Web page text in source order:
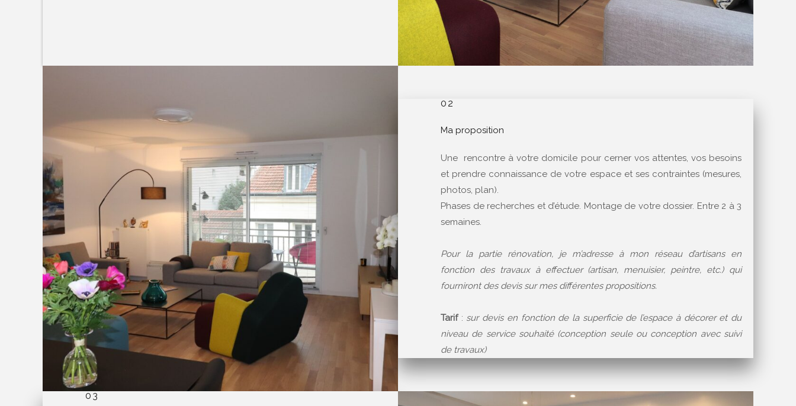
02
Ma proposition
Une rencontre à votre domicile pour cerner vos attentes, vos besoins
et prendre connaissance de votre espace et ses contraintes (mesures,
photos, plan).
Phases de recherches et d’étude. Montage de votre dossier. Entre 2 à 3
semaines.
Pour la partie rénovation, je m’adresse à mon réseau d’artisans en
fonction des travaux à effectuer (artisan, menuisier, peintre, etc.) qui
fourniront des devis sur mes différentes propositions.
Tarif : sur devis en fonction de la superficie de l’espace à décorer et du
niveau de service souhaité (conception seule ou conception avec suivi
de travaux)
03